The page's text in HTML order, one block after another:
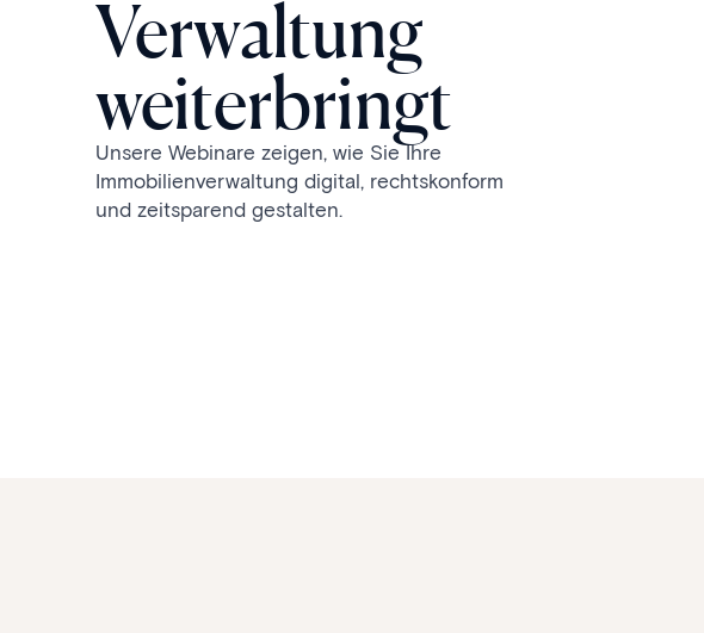
Verwaltung
weiterbringt
Unsere Webinare zeigen, wie Sie Ihre
Immobilienverwaltung digital, rechtskonform
und zeitsparend gestalten.